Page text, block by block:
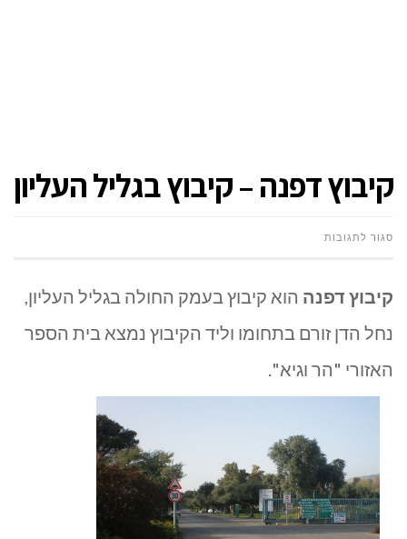
קיבוץ דפנה – קיבוץ בגליל העליון
סגור לתגובותעל
קיבוץ
בגליל
העליון
קיבוץ דפנה הוא קיבוץ בעמק החולה בגליל העליון,
נחל הדן זורם בתחומו וליד הקיבוץ נמצא בית הספר
האזורי "הר וגיא".